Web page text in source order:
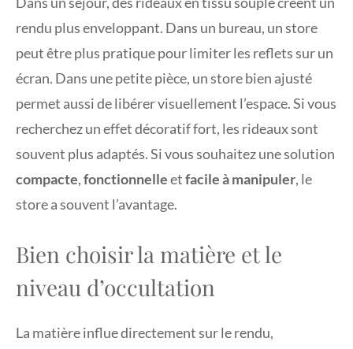
rendu plus enveloppant. Dans un bureau, un store
peut être plus pratique pour limiter les reflets sur un
écran. Dans une petite pièce, un store bien ajusté
permet aussi de libérer visuellement l’espace. Si vous
recherchez un effet décoratif fort, les rideaux sont
souvent plus adaptés. Si vous souhaitez une solution
compacte,fonctionnelleetfacile à manipuler, le
store a souvent l’avantage.
Bien choisir la matière et le
niveau d’occultation
La matière influe directement sur le rendu,